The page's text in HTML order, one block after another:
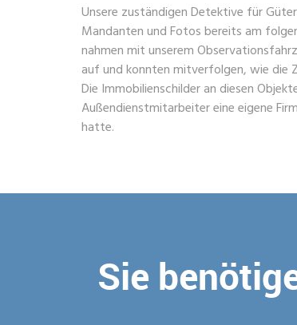
Unsere zuständigen Detektive für
Mandanten und Fotos bereits am
nahmen mit unserem
auf und konnten mitverfolgen, wie die
Die Immobilienschilder an diesen
Außendienstmitarbeiter eine eigene
hatte.
Sie